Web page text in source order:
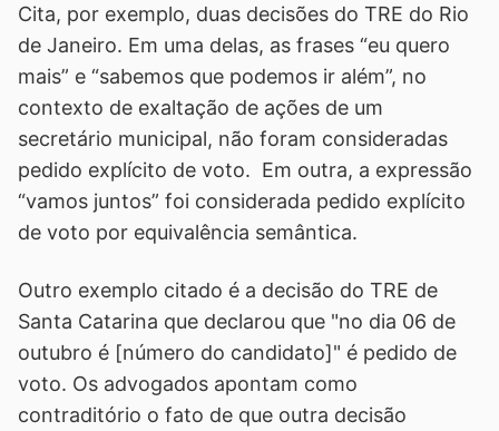
Cita, por exemplo, duas decisões do TRE do Rio
de Janeiro. Em uma delas, as frases “eu quero
mais” e “sabemos que podemos ir além”, no
contexto de exaltação de ações de um
secretário municipal, não foram consideradas
pedido explícito de voto. Em outra, a expressão
“vamos juntos” foi considerada pedido explícito
de voto por equivalência semântica.
Outro exemplo citado é a decisão do TRE de
Santa Catarina que declarou que "no dia 06 de
outubro é [número do candidato]" é pedido de
voto. Os advogados apontam como
contraditório o fato de que outra decisão